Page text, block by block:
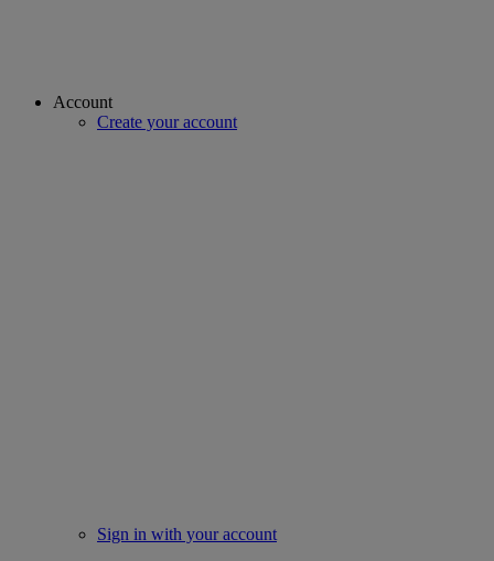
Account
Create your account
Sign in with your account